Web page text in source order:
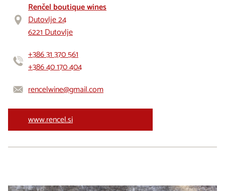
Renčel boutique wines
Dutovlje 24
6221 Dutovlje
+386 31 370 561
+386 40 170 404
rencelwine@gmail.com
www.rencel.si